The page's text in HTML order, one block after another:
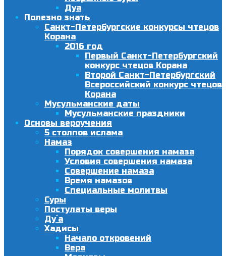
Дуа
Полезно знать
Санкт-Петербургские конкурсы чтецов
Корана
2016 год
Первый Санкт-Петербургский
конкурс чтецов Корана
Второй Санкт-Петербургский
Всероссийский конкурс чтецов
Корана
Мусульманские даты
Мусульманские праздники
Основы вероучения
5 столпов ислама
Намаз
Порядок совершения намаза
Условия совершения намаза
Совершение намаза
Время намазов
Специальные молитвы
Суры
Постулаты веры
Ду´а
Хадисы
Начало откровений
Вера